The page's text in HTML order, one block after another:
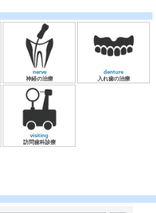
nerve
神経の治療
denture
入れ歯の治療
visiting
訪問歯科診療